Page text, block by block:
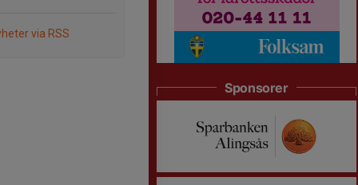
via RSS
Sponsorer